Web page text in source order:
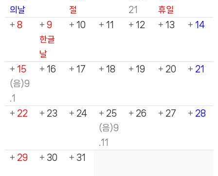
의날
절
21
휴일
+ 8 + 9
한글
날
+ 10 + 11 + 12 + 13 + 14
+ 15
(음)9
.1
+ 16 + 17 + 18 + 19 + 20 + 21
+ 22 + 23 + 24 + 25
(음)9
.11
+ 26 + 27 + 28
+ 29 + 30 + 31